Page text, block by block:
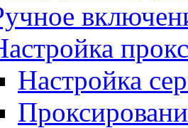
Настройка